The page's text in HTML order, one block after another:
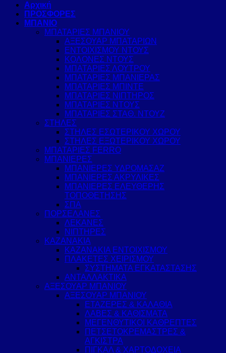
Αρχική
ΠΡΟΣΦΟΡΕΣ
ΜΠΑΝΙΟ
ΜΠΑΤΑΡΙΕΣ ΜΠΑΝΙΟΥ
ΑΞΕΣΟΥΑΡ ΜΠΑΤΑΡΙΩΝ
ΕΝΤΟΙΧΙΣΜΟΥ ΝΤΟΥΣ
ΚΟΛΟΝΕΣ ΝΤΟΥΣ
ΜΠΑΤΑΡΙΕΣ ΛΟΥΤΡΟΥ
ΜΠΑΤΑΡΙΕΣ ΜΠΑΝΙΕΡΑΣ
ΜΠΑΤΑΡΙΕΣ ΜΠΙΝΤΕ
ΜΠΑΤΑΡΙΕΣ ΝΙΠΤΗΡΟΣ
ΜΠΑΤΑΡΙΕΣ ΝΤΟΥΣ
ΜΠΑΤΑΡΙΕΣ ΣΤΑΘ. ΝΤΟΥΖ
ΣΤΗΛΕΣ
ΣΤΗΛΕΣ ΕΣΩΤΕΡΙΚΟΥ ΧΩΡΟΥ
ΣΤΗΛΕΣ ΕΞΩΤΕΡΙΚΟΥ ΧΩΡΟΥ
ΜΠΑΤΑΡΙΕΣ FERRO
ΜΠΑΝΙΕΡΕΣ
ΜΠΑΝΙΕΡΕΣ ΥΔΡΟΜΑΣΑΖ
ΜΠΑΝΙΕΡΕΣ ΑΚΡΥΛΙΚΕΣ
ΜΠΑΝΙΕΡΕΣ ΕΛΕΥΘΕΡΗΣ
ΤΟΠΟΘΕΤΗΣΗΣ
ΣΠΑ
ΠΟΡΣΕΛΑΝΕΣ
ΛΕΚΑΝΕΣ
ΝΙΠΤΗΡΕΣ
ΚΑΖΑΝΑΚΙΑ
ΚΑΖΑΝΑΚΙΑ ΕΝΤΟΙΧΙΣΜΟΥ
ΠΛΑΚΕΤΕΣ ΧΕΙΡΙΣΜΟΥ
ΣΥΣΤΗΜΑΤΑ ΕΓΚΑΤΑΣΤΑΣΗΣ
ΑΝΤΑΛΛΑΚΤΙΚΑ
ΑΞΕΣΟΥΑΡ ΜΠΑΝΙΟΥ
ΑΞΕΣΟΥΑΡ ΜΠΑΝΙΟΥ
ΕΤΑΖΕΡΕΣ & ΚΑΛΑΘΙΑ
ΛΑΒΕΣ & ΚΑΘΙΣΜΑΤΑ
ΜΕΓΕΝΘΥΤΙΚΟΙ ΚΑΘΡΕΠΤΕΣ
ΠΕΤΣΕΤΟΚΡΕΜΑΣΤΡΕΣ &
ΑΓΚΙΣΤΡΑ
ΠΙΓΚΑΛ & ΧΑΡΤΟΔΟΧΕΙΑ